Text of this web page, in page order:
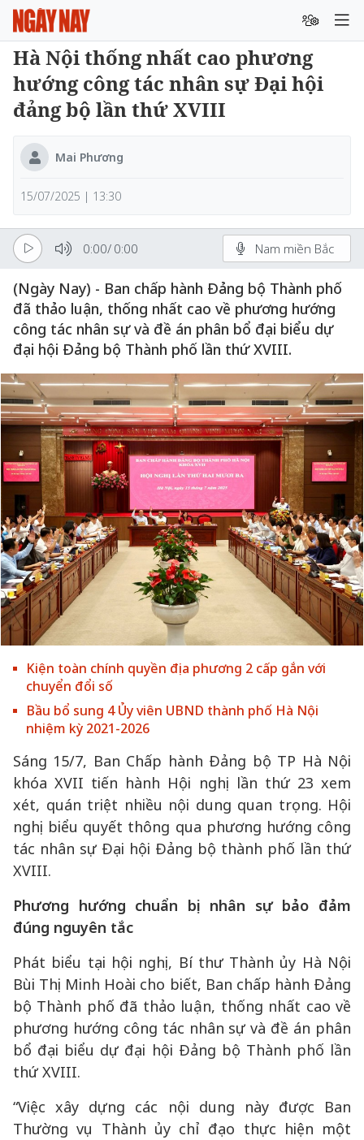
Hà Nội thống nhất cao phương
hướng công tác nhân sự Đại hội
đảng bộ lần thứ XVIII
Mai Phương
15/07/2025 | 13:30
0:00/ 0:00 Nam miền Bắc
(Ngày Nay) - Ban chấp hành Đảng bộ Thành phố
đã thảo luận, thống nhất cao về phương hướng
công tác nhân sự và đề án phân bổ đại biểu dự
đại hội Đảng bộ Thành phố lần thứ XVIII.
Kiện toàn chính quyền địa phương 2 cấp gắn với
chuyển đổi số
Bầu bổ sung 4 Ủy viên UBND thành phố Hà Nội
nhiệm kỳ 2021-2026
Sáng 15/7, Ban Chấp hành Đảng bộ TP Hà Nội
khóa XVII tiến hành Hội nghị lần thứ 23 xem
xét, quán triệt nhiều nội dung quan trọng. Hội
nghị biểu quyết thông qua phương hướng công
tác nhân sự Đại hội Đảng bộ thành phố lần thứ
XVIII.
Phương hướng chuẩn bị nhân sự bảo đảm
đúng nguyên tắc
Phát biểu tại hội nghị, Bí thư Thành ủy Hà Nội
Bùi Thị Minh Hoài cho biết, Ban chấp hành Đảng
bộ Thành phố đã thảo luận, thống nhất cao về
phương hướng công tác nhân sự và đề án phân
bổ đại biểu dự đại hội Đảng bộ Thành phố lần
thứ XVIII.
“Việc xây dựng các nội dung này được Ban
Thường vụ Thành ủy chỉ đạo thực hiện một